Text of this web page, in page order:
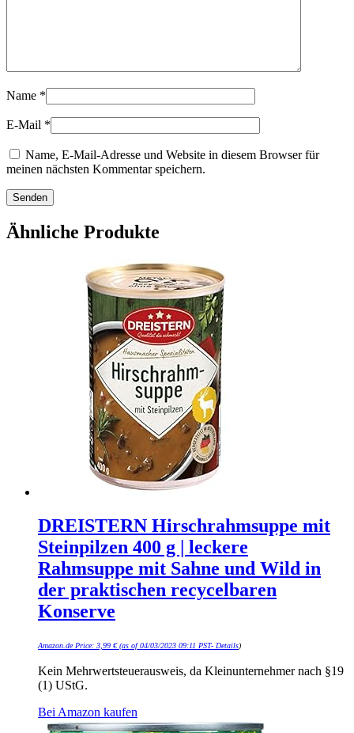
Name *
E-Mail *
Name, E-Mail-Adresse und Website in diesem Browser für
meinen nächsten Kommentar speichern.
Ähnliche Produkte
DREISTERN Hirschrahmsuppe mit
Steinpilzen 400 g | leckere
Rahmsuppe mit Sahne und Wild in
der praktischen recycelbaren
Konserve
Amazon.de Price: 3,99 €(as of 04/03/2023 09:11 PST- Details)
Kein Mehrwertsteuerausweis, da Kleinunternehmer nach §19
(1) UStG.
Bei Amazon kaufen